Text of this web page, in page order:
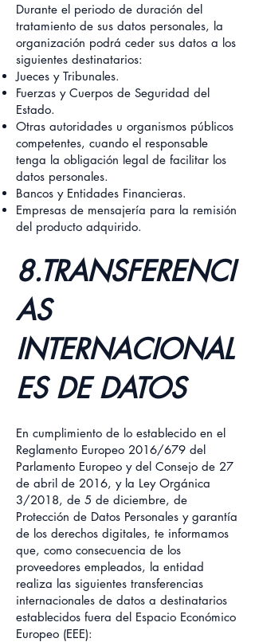
Durante el periodo de duración del
tratamiento de sus datos personales, la
organización podrá ceder sus datos a los
siguientes destinatarios:
Jueces y Tribunales.
Fuerzas y Cuerpos de Seguridad del
Estado.
Otras autoridades u organismos públicos
competentes, cuando el responsable
tenga la obligación legal de facilitar los
datos personales.
Bancos y Entidades Financieras.
Empresas de mensajería para la remisión
del producto adquirido.
8.TRANSFERENCI
AS
INTERNACIONAL
ES DE DATOS
En cumplimiento de lo establecido en el
Reglamento Europeo 2016/679 del
Parlamento Europeo y del Consejo de 27
de abril de 2016, y la Ley Orgánica
3/2018, de 5 de diciembre, de
Protección de Datos Personales y garantía
de los derechos digitales, te informamos
que, como consecuencia de los
proveedores empleados, la entidad
realiza las siguientes transferencias
internacionales de datos a destinatarios
establecidos fuera del Espacio Económico
Europeo (EEE):